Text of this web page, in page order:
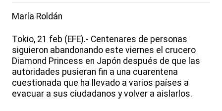
María Roldán
Tokio, 21 feb (EFE).- Centenares de personas
siguieron abandonando este viernes el crucero
Diamond Princess en Japón después de que las
autoridades pusieran fin a una cuarentena
cuestionada que ha llevado a varios países a
evacuar a sus ciudadanos y volver a aislarlos.